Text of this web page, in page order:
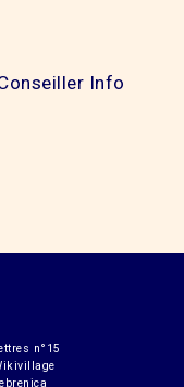
Info
n°15